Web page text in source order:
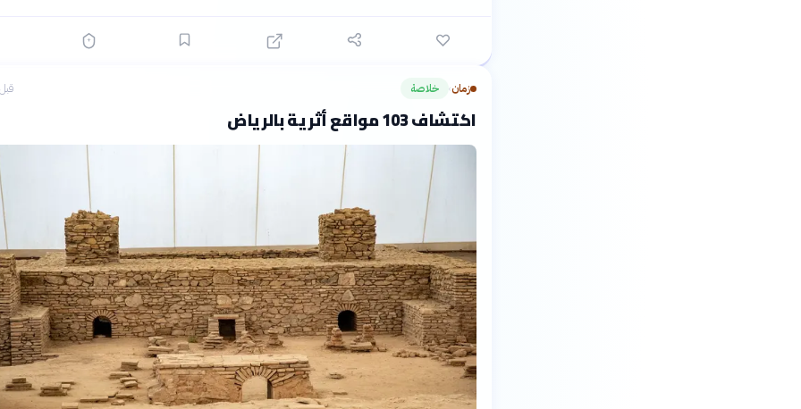
زمان› خلاصة قبل 7
اكتشاف 103 مواقع أثرية بالرياض